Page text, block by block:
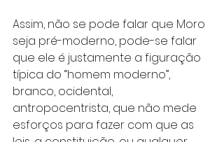
Assim, não se pode falar que Moro
seja pré-moderno, pode-se falar
que ele é justamente a figuração
típica do “homem moderno”,
branco, ocidental,
antropocentrista, que não mede
esforços para fazer com que as